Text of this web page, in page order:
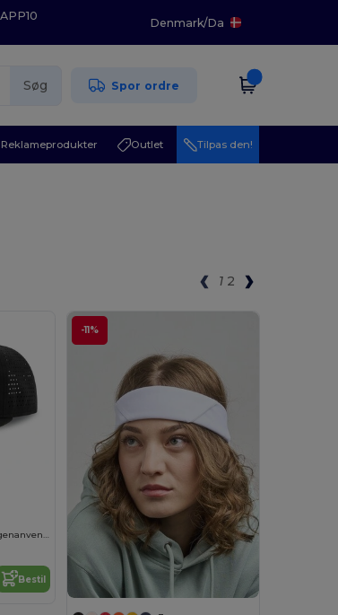
Denmark/Da
Søg Spor ordre
Reklameprodukter Outlet Tilpas den!
1 2
Flad skygge kasket lavet af genanvendt polyester
Bestil
-11%